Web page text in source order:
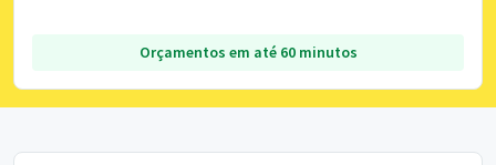
Orçamentos em até 60 minutos